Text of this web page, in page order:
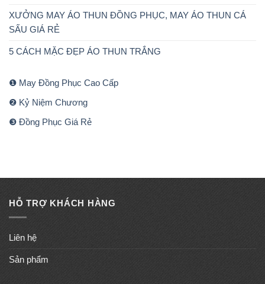
XƯỞNG MAY ÁO THUN ĐỒNG PHỤC, MAY ÁO THUN CÁ
SẤU GIÁ RẺ
5 CÁCH MẶC ĐẸP ÁO THUN TRẮNG
❶ May Đồng Phục Cao Cấp
❷ Kỷ Niệm Chương
❸ Đồng Phục Giá Rẻ
HỖ TRỢ KHÁCH HÀNG
Liên hệ
Sản phẩm